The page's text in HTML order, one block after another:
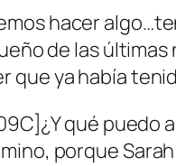
hacer
de las
que ya había
qué puedo
porque